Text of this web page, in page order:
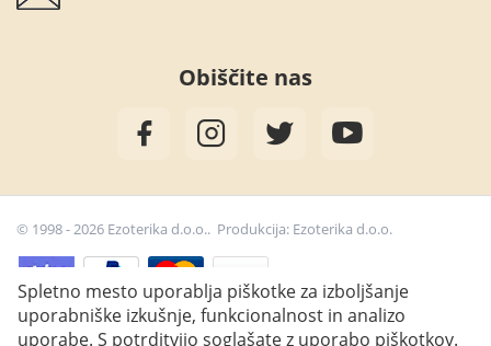
28,00 € Dodaj v košarico
Obiščite nas
© 1998 - 2026 Ezoterika d.o.o.. Produkcija: Ezoterika d.o.o.
Spletno mesto uporablja piškotke za izboljšanje
uporabniške izkušnje, funkcionalnost in analizo
uporabe. S potrditvijo soglašate z uporabo piškotkov.